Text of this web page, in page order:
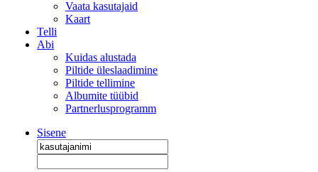
Vaata kasutajaid
Kaart
Telli
Abi
Kuidas alustada
Piltide üleslaadimine
Piltide tellimine
Albumite tüübid
Partnerlusprogramm
Sisene